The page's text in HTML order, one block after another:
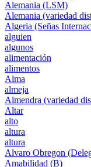
Alemania (LSM)
Alemania (variedad
Algeria (Señas
alguien
algunos
alimentación
alimentos
Alma
almeja
Almendra (variedad
Altar
alto
altura
altura
Alvaro Obregon
Amabilidad (B)